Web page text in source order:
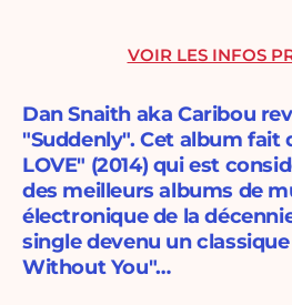
Dan Snaith aka Caribou
"Suddenly". Cet album fait
LOVE" (2014) qui est
des meilleurs albums de
électronique de la
single devenu un classique
Without You"…
VOIR LES INFOS